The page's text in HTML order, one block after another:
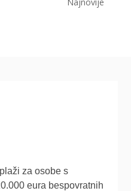
za osobe s
eura bespovratnih